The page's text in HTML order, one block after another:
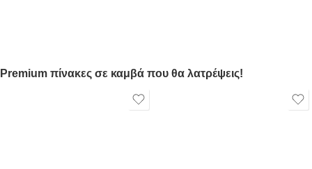
Premium πίνακες σε καμβά που θα λατρέψεις!